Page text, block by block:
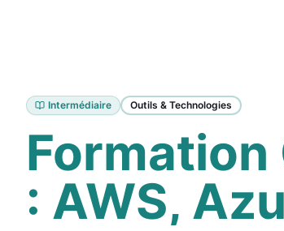
Intermédiaire Outils & Technologies
: AWS,